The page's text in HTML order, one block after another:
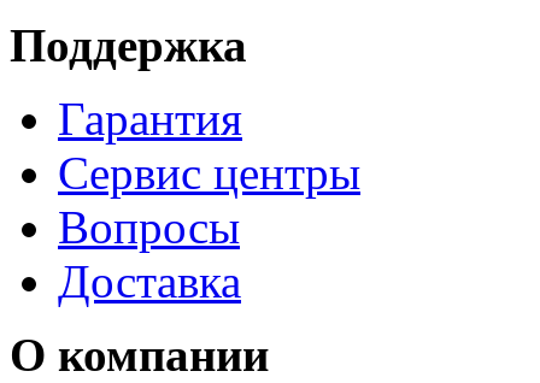
Поддержка
Гарантия
Сервис центры
Вопросы
Доставка
О компании